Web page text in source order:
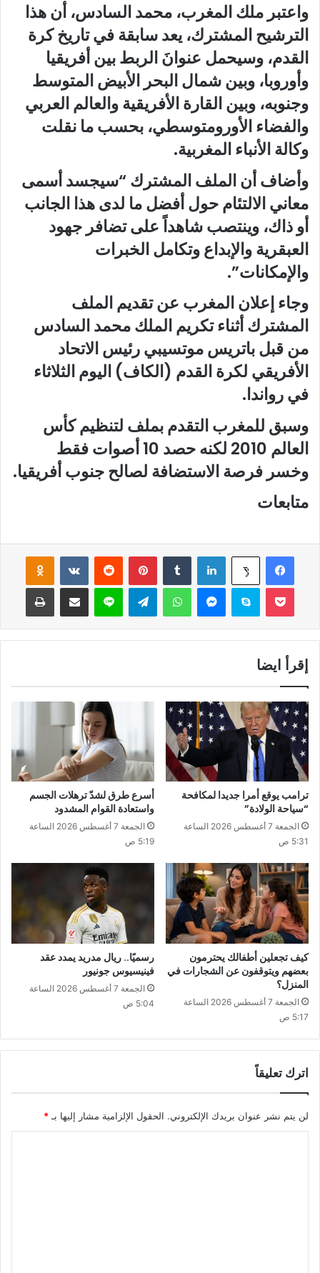
واعتبر ملك المغرب، محمد السادس، أن هذا
الترشيح المشترك، يعد سابقة في تاريخ كرة
القدم، وسيحمل عنوانَ الربط بين أفريقيا
وأوروبا، وبين شمال البحر الأبيض المتوسط
وجنوبه، وبين القارة الأفريقية والعالم العربي
والفضاء الأورومتوسطي، بحسب ما نقلت
وكالة الأنباء المغربية.
وأضاف أن الملف المشترك “سيجسد أسمى
معاني الالتئام حول أفضل ما لدى هذا الجانب
أو ذاك، وينتصب شاهداً على تضافر جهود
العبقرية والإبداع وتكامل الخبرات
والإمكانات”.
وجاء إعلان المغرب عن تقديم الملف
المشترك أثناء تكريم الملك محمد السادس
من قبل باتريس موتسيبي رئيس الاتحاد
الأفريقي لكرة القدم (الكاف) اليوم الثلاثاء
في رواندا.
وسبق للمغرب التقدم بملف لتنظيم كأس
العالم 2010 لكنه حصد 10 أصوات فقط
وخسر فرصة الاستضافة لصالح جنوب أفريقيا.
متابعات
فيسبوك ‫X لينكدإن بينتيريست
سكايب واتساب لاين
إقرأ ايضا
ترامب يوقع أمرا جديدا لمكافحة
“سياحة الولادة”
الجمعة 7 أغسطس 2026 الساعة
5:31 ص
أسرع طرق لشدّ ترهلات الجسم
واستعادة القوام المشدود
الجمعة 7 أغسطس 2026 الساعة
5:19 ص
كيف تجعلين أطفالك يحترمون
بعضهم ويتوقفون عن الشجارات في
المنزل؟
الجمعة 7 أغسطس 2026 الساعة
5:17 ص
رسميًا.. ريال مدريد يمدد عقد
فينيسيوس جونيور
الجمعة 7 أغسطس 2026 الساعة
5:04 ص
اترك تعليقاً
لن يتم نشر عنوان بريدك الإلكتروني. الحقول الإلزامية مشار إليها بـ*